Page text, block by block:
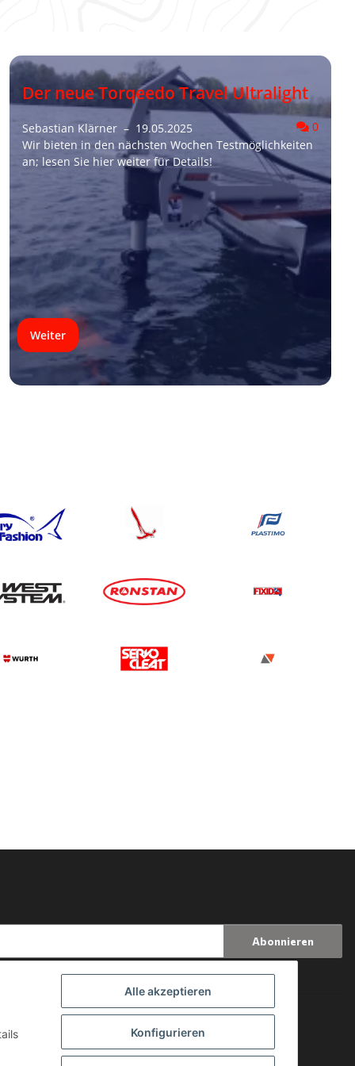
Alle akzeptieren
Konfigurieren
Sebastian Klärner – 19.05.2025 0
Der neue Torqeedo Travel Ultralight
Wir bieten in den nächsten Wochen Testmöglichkeiten
an; lesen Sie hier weiter für Details!
Weiter
Abonnieren